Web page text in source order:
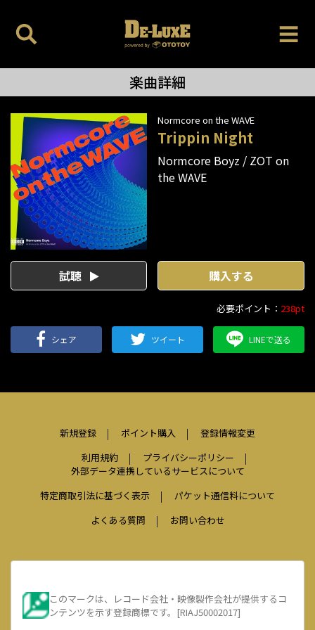
楽曲詳細
Normcore on the WAVE
Trippin Night
Normcore Boyz
ZOT on
the WAVE
試聴 購入する
必要ポイント： 238pt
シェア ツイート LINEで送る
新規登録 ポイント購入
登録情報変更
利用規約
プライバシーポリシー
外部データ連携しているサービスについて
特定商取引法に基づく表示
パケット通信料について
よくある質問
お問い合わせ
このマークは、レコード会社・映像製作会社が提供するコ
ンテンツを示す登録商標です。[RIAJ50002017]